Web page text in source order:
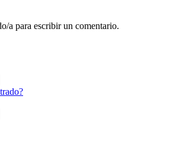
a para escribir un comentario.